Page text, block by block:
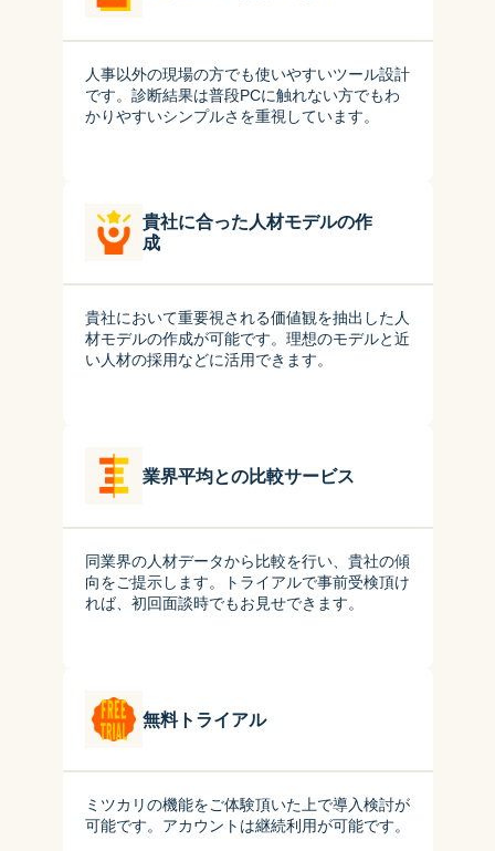
人事以外の現場の方でも使いやすいツール設計
です。診断結果は普段PCに触れない方でもわ
かりやすいシンプルさを重視しています。
貴社に合った人材モデルの作
成
貴社において重要視される価値観を抽出した人
材モデルの作成が可能です。理想のモデルと近
い人材の採用などに活用できます。
業界平均との比較サービス
同業界の人材データから比較を行い、貴社の傾
向をご提示します。トライアルで事前受検頂け
れば、初回面談時でもお見せできます。
無料トライアル
ミツカリの機能をご体験頂いた上で導入検討が
可能です。アカウントは継続利用が可能です。